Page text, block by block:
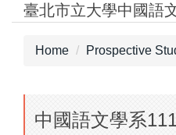
Jump
臺北市立大學中國語
Home Prospective
中國語文學系